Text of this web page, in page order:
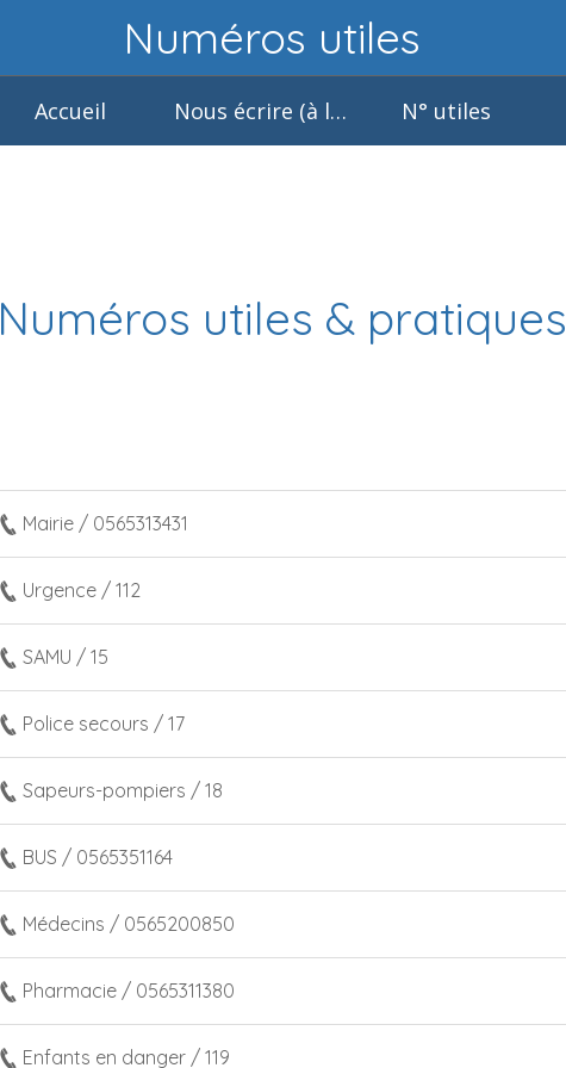
Numéros utiles
Accueil
Nous écrire (à la
mairie)
N° utiles
Numéros utiles & pratiques
Mairie / 0565313431
Urgence / 112
SAMU / 15
Police secours / 17
Sapeurs-pompiers / 18
BUS / 0565351164
Médecins / 0565200850
Pharmacie / 0565311380
Enfants en danger / 119